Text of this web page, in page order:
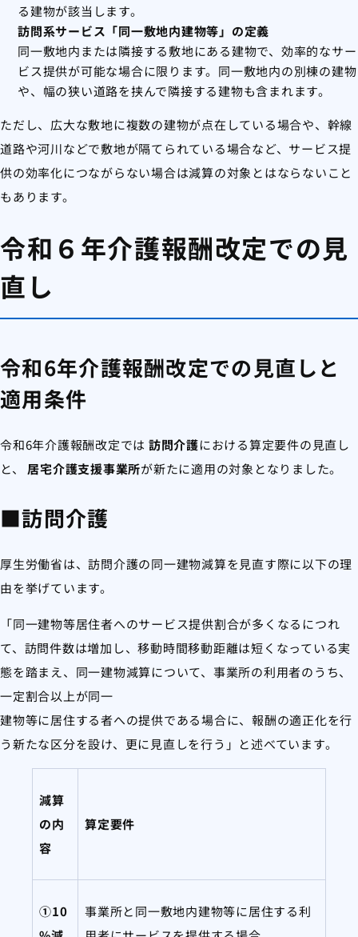
る建物が該当します。
訪問系サービス「同一敷地内建物等」の定義
同一敷地内または隣接する敷地にある建物で、効率的なサー
ビス提供が可能な場合に限ります。同一敷地内の別棟の建物
や、幅の狭い道路を挟んで隣接する建物も含まれます。
ただし、広大な敷地に複数の建物が点在している場合や、幹線
道路や河川などで敷地が隔てられている場合など、サービス提
供の効率化につながらない場合は減算の対象とはならないこと
もあります。
令和６年介護報酬改定での見
直し
令和6年介護報酬改定での見直しと
適用条件
令和6年介護報酬改定では 訪問介護における算定要件の見直し
と、
居宅介護支援事業所が新たに適用の対象となりました。
■訪問介護
厚生労働省は、訪問介護の同一建物減算を見直す際に以下の理
由を挙げています。
「同一建物等居住者へのサービス提供割合が多くなるにつれ
て、訪問件数は増加し、移動時間移動距離は短くなっている実
態を踏まえ、同一建物減算について、事業所の利用者のうち、
一定割合以上が同一
建物等に居住する者への提供である場合に、報酬の適正化を行
う新たな区分を設け、更に見直しを行う」と述べています。
減算
の内
容
算定要件
①10
事業所と同一敷地内建物等に居住する利